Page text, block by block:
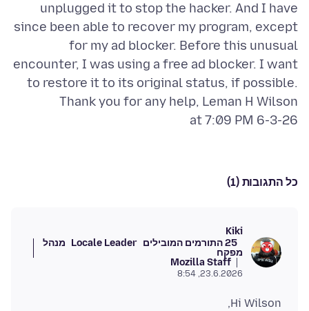
unplugged it to stop the hacker. And I have
since been able to recover my program, except
for my ad blocker. Before this unusual
encounter, I was using a free ad blocker. I want
to restore it to its original status, if possible.
at 7:09 PM 6-3-26
כל התגובות (1)
Kiki
25 התורמים המובילים
Locale Leader מנהל
מפקח
Mozilla Staff
23.6.2026, 8:54
Hi Wilson,